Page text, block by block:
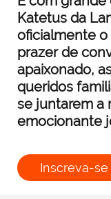
Katetus da
oficialmente o
prazer de
apaixonado,
queridos
se juntarem a
emocionante
Inscreva-se